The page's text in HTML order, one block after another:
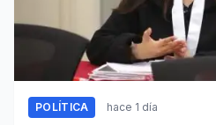
POLÍTICA hace 1 día